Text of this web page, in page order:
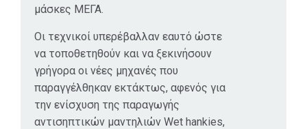
μάσκες ΜΕΓΑ.
Οι τεχνικοί υπερέβαλλαν εαυτό ώστε
να τοποθετηθούν και να ξεκινήσουν
γρήγορα οι νέες μηχανές που
παραγγέλθηκαν εκτάκτως, αφενός για
την ενίσχυση της παραγωγής
αντισηπτικών μαντηλιών Wet hankies,